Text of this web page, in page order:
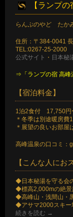
【ランプ
らんぷのやど たか
住所：〒384-0041
TEL:0267-25-2000
公式サイト ・ 日本秘
⇒「ランプの宿 高峰
【宿泊料金】
1泊2食付 17,750
＊冬季は別途暖房費
＊展望の良いお部屋
高峰温泉の口コミ：
【こんな人にお
◆日本秘湯を守る会
◆標高2,000mの絶景
◆高峰山・浅間山・
◆アサマ2000スキー
続きを読む →